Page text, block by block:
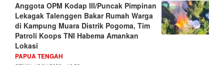
Anggota OPM Kodap III/Puncak Pimpinan
Lekagak Talenggen Bakar Rumah Warga
di Kampung Muara Distrik Pogoma, Tim
Patroli Koops TNI Habema Amankan
Lokasi
PAPUA TENGAH